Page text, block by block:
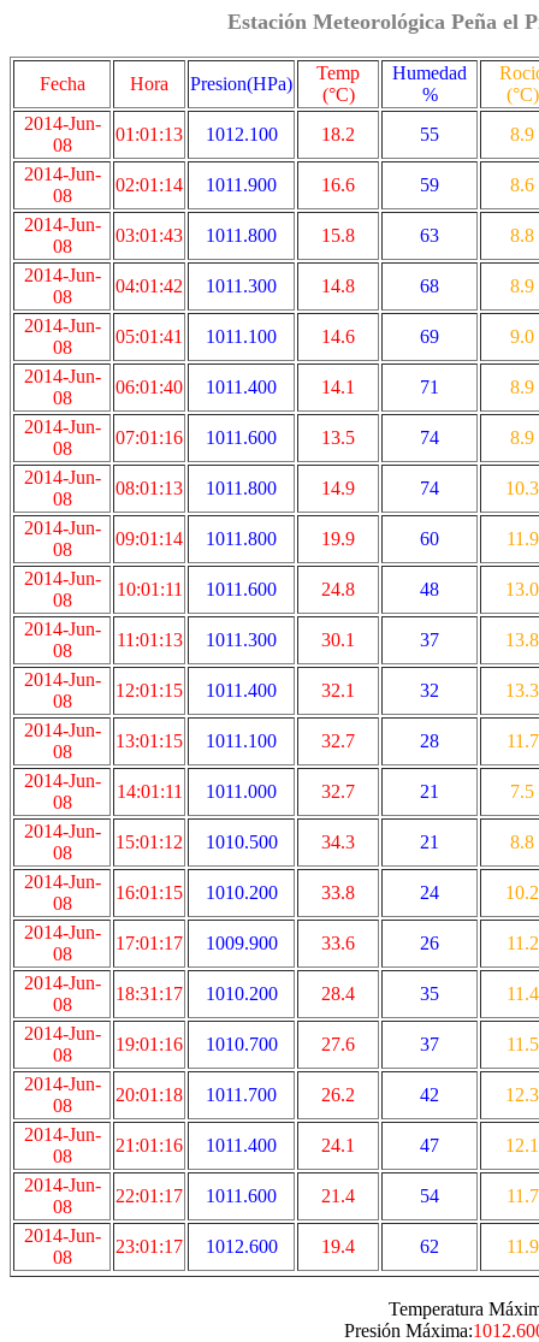
Estación Meteorológica Peña el
Fecha Hora Presion(HPa)
Temp
(°C)
Humedad
%
(°C)
2014-Jun-
08
01:01:13 1012.100 18.2 55
8.9
2014-Jun-
08
02:01:14 1011.900 16.6 59
8.6
2014-Jun-
08
03:01:43 1011.800 15.8 63
8.8
2014-Jun-
08
04:01:42 1011.300 14.8 68
8.9
2014-Jun-
08
05:01:41 1011.100 14.6 69
9.0
2014-Jun-
08
06:01:40 1011.400 14.1 71
8.9
2014-Jun-
08
07:01:16 1011.600 13.5 74
8.9
2014-Jun-
08
08:01:13 1011.800 14.9 74
10.3
2014-Jun-
08
09:01:14 1011.800 19.9 60
11.9
2014-Jun-
08
10:01:11 1011.600 24.8 48
13.0
2014-Jun-
08
11:01:13 1011.300 30.1 37
13.8
2014-Jun-
08
12:01:15 1011.400 32.1 32
13.3
2014-Jun-
08
13:01:15 1011.100 32.7 28
11.7
2014-Jun-
08
14:01:11 1011.000 32.7 21
7.5
2014-Jun-
08
15:01:12 1010.500 34.3 21
8.8
2014-Jun-
08
16:01:15 1010.200 33.8 24
10.2
2014-Jun-
08
17:01:17 1009.900 33.6 26
11.2
2014-Jun-
08
18:31:17 1010.200 28.4 35
11.4
2014-Jun-
08
19:01:16 1010.700 27.6 37
11.5
2014-Jun-
08
20:01:18 1011.700 26.2 42
12.3
2014-Jun-
08
21:01:16 1011.400 24.1 47
12.1
2014-Jun-
08
22:01:17 1011.600 21.4 54
11.7
2014-Jun-
08
23:01:17 1012.600 19.4 62 11.9
Temperatura
Presión Máxima: